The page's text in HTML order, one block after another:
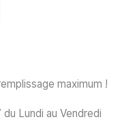
maximum !
Lundi au Vendredi